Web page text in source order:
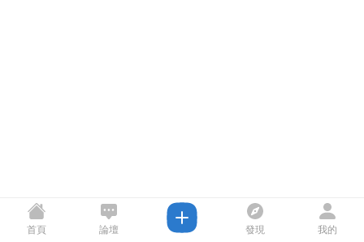
首頁 論壇 發現 我的